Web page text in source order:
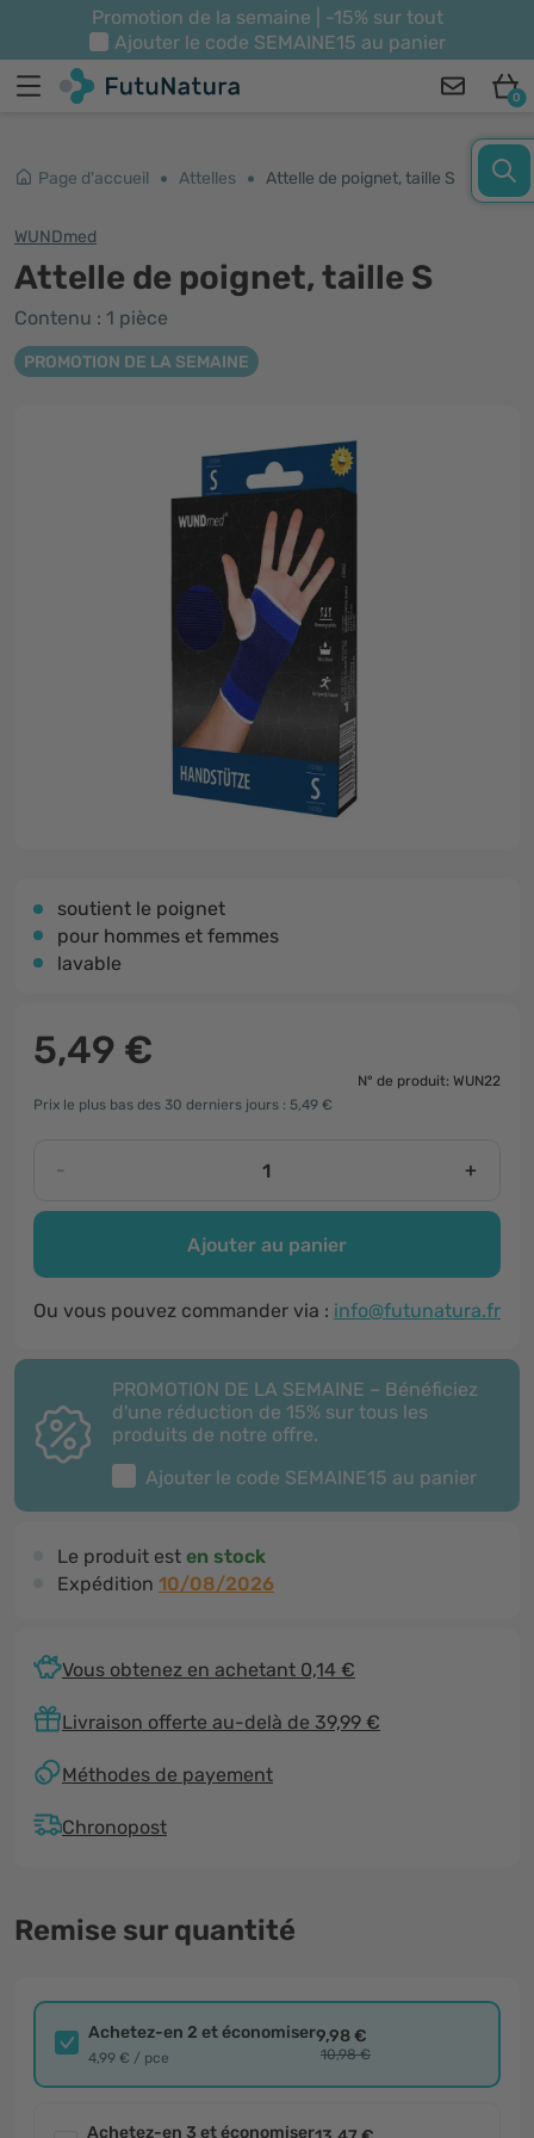
Promotion de la semaine | -15% sur tout
Ajouter le code SEMAINE15 au panier
0
Page d'accueil Attelles Attelle de poignet, taille S
WUNDmed
Attelle de poignet, taille S
Contenu : 1 pièce
PROMOTION DE LA SEMAINE
soutient le poignet
pour hommes et femmes
lavable
5,49 €
N° de produit: WUN22
Prix le plus bas des 30 derniers jours : 5,49 €
- +
Ajouter au panier
Ou vous pouvez commander via : info@futunatura.fr
PROMOTION DE LA SEMAINE – Bénéficiez
d'une réduction de 15% sur tous les
produits de notre offre.
Ajouter le code SEMAINE15 au panier
Le produit est en stock
Expédition 10/08/2026
Vous obtenez en achetant 0,14 €
Livraison offerte au-delà de 39,99 €
Méthodes de payement
Chronopost
Remise sur quantité
Achetez-en 2 et économiser
4,99 € / pce
9,98 €
10,98 €
Achetez-en 3 et économiser